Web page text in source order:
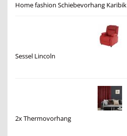
Home fashion Schiebevorhang Karibik
Sessel Lincoln
2x Thermovorhang